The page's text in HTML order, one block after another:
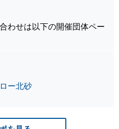
わせは以下の開催団体ペー
ー北砂